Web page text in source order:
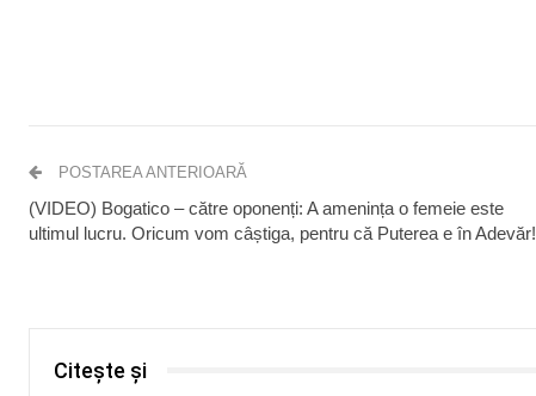
POSTAREA ANTERIOARĂ
(VIDEO) Bogatico – către oponenți: A amenința o femeie este
ultimul lucru. Oricum vom câștiga, pentru că Puterea e în Adevăr!
Citește și